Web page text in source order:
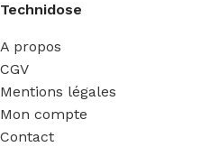
Technidose
A propos
CGV
Mentions légales
Mon compte
Contact